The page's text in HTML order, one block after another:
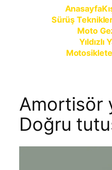
Anasayfa
Sürüş
Moto
Yıldızlı
Motosiklete
Amortisör
Doğru